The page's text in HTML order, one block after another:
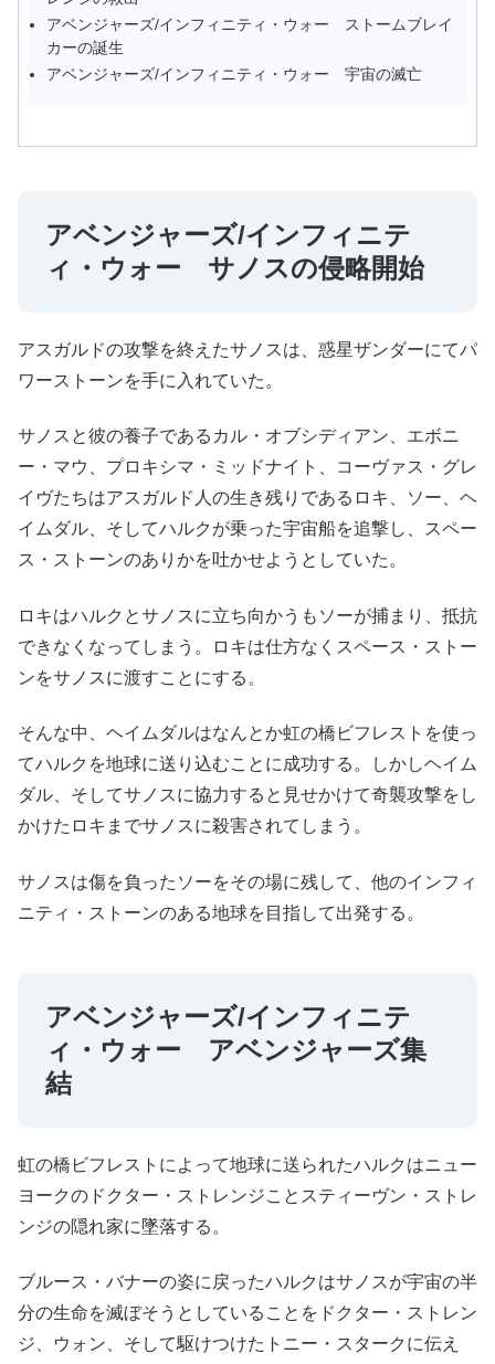
アベンジャーズ/インフィニティ・ウォー ストームブレイ
カーの誕生
アベンジャーズ/インフィニティ・ウォー 宇宙の滅亡
アベンジャーズ/インフィニテ
ィ・ウォー サノスの侵略開始
アスガルドの攻撃を終えたサノスは、惑星ザンダーにてパ
ワーストーンを手に入れていた。
サノスと彼の養子であるカル・オブシディアン、エボニ
ー・マウ、プロキシマ・ミッドナイト、コーヴァス・グレ
イヴたちはアスガルド人の生き残りであるロキ、ソー、ヘ
イムダル、そしてハルクが乗った宇宙船を追撃し、スペー
ス・ストーンのありかを吐かせようとしていた。
ロキはハルクとサノスに立ち向かうもソーが捕まり、抵抗
できなくなってしまう。ロキは仕方なくスペース・ストー
ンをサノスに渡すことにする。
そんな中、ヘイムダルはなんとか虹の橋ビフレストを使っ
てハルクを地球に送り込むことに成功する。しかしヘイム
ダル、そしてサノスに協力すると見せかけて奇襲攻撃をし
かけたロキまでサノスに殺害されてしまう。
サノスは傷を負ったソーをその場に残して、他のインフィ
ニティ・ストーンのある地球を目指して出発する。
アベンジャーズ/インフィニテ
ィ・ウォー アベンジャーズ集
結
虹の橋ビフレストによって地球に送られたハルクはニュー
ヨークのドクター・ストレンジことスティーヴン・ストレ
ンジの隠れ家に墜落する。
ブルース・バナーの姿に戻ったハルクはサノスが宇宙の半
分の生命を滅ぼそうとしていることをドクター・ストレン
ジ、ウォン、そして駆けつけたトニー・スタークに伝え